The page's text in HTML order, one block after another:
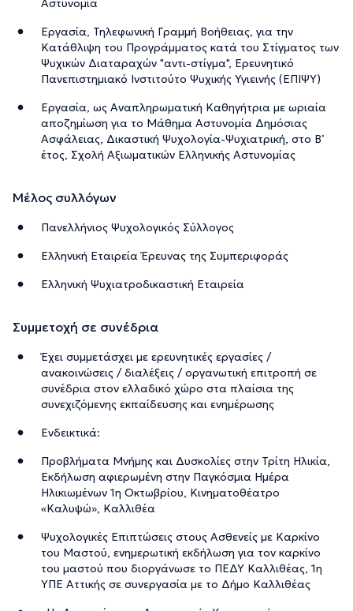
Αστυνομία
Εργασία, Τηλεφωνική Γραμμή Βοήθειας, για την
Κατάθλιψη του Προγράμματος κατά του Στίγματος των
Ψυχικών Διαταραχών "αντι-στίγμα", Ερευνητικό
Πανεπιστημιακό Ινστιτούτο Ψυχικής Υγιεινής (ΕΠΙΨΥ)
Eργασία, ως Αναπληρωματική Καθηγήτρια με ωριαία
αποζημίωση για το Μάθημα Αστυνομία Δημόσιας
Ασφάλειας, Δικαστική Ψυχολογία-Ψυχιατρική, στο Β’
έτος, Σχολή Αξιωματικών Ελληνικής Αστυνομίας
Μέλος συλλόγων
Πανελλήνιος Ψυχολογικός Σύλλογος
Ελληνική Εταιρεία Έρευνας της Συμπεριφοράς
Ελληνική Ψυχιατροδικαστική Εταιρεία
Συμμετοχή σε συνέδρια
Έχει συμμετάσχει με ερευνητικές εργασίες /
ανακοινώσεις / διαλέξεις / οργανωτική επιτροπή σε
συνέδρια στον ελλαδικό χώρο στα πλαίσια της
συνεχιζόμενης εκπαίδευσης και ενημέρωσης
Ενδεικτικά:
Προβλήματα Μνήμης και Δυσκολίες στην Τρίτη Ηλικία,
Εκδήλωση αφιερωμένη στην Παγκόσμια Ημέρα
Ηλικιωμένων 1η Οκτωβρίου, Κινηματοθέατρο
«Καλυψώ», Καλλιθέα
Ψυχολογικές Επιπτώσεις στους Ασθενείς με Καρκίνο
του Μαστού, ενημερωτική εκδήλωση για τον καρκίνο
του μαστού που διοργάνωσε το ΠΕΔΥ Καλλιθέας, 1η
ΥΠΕ Αττικής σε συνεργασία με το Δήμο Καλλιθέας